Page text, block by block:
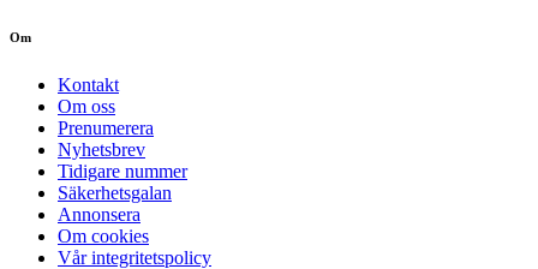
Om
Kontakt
Om oss
Prenumerera
Nyhetsbrev
Tidigare nummer
Säkerhetsgalan
Annonsera
Om cookies
Vår integritetspolicy